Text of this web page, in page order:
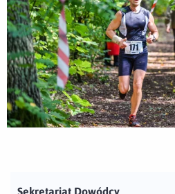
Sekretariat Dowódcy